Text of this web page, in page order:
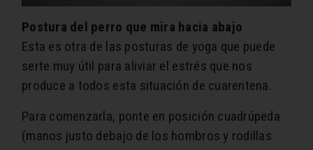
Postura del perro que mira hacia abajo
Esta es otra de las posturas de yoga que puede
serte muy útil para aliviar el estrés que nos
produce a todos esta situación de cuarentena.
Para comenzarla, ponte en posición cuadrúpeda
(manos justo debajo de los hombros y rodillas